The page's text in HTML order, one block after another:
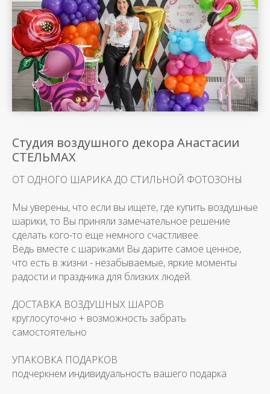
Студия воздушного декора Анастасии
СТЕЛЬМАХ
ОТ ОДНОГО ШАРИКА ДО СТИЛЬНОЙ ФОТОЗОНЫ
Мы уверены, что если вы ищете, где купить воздушные
шарики, то Вы приняли замечательное решение
сделать кого-то еще немного счастливее.
Ведь вместе с шариками Вы дарите самое ценное,
что есть в жизни - незабываемые, яркие моменты
радости и праздника для близких людей.
ДОСТАВКА ВОЗДУШНЫХ ШАРОВ
круглосуточно + возможность забрать
самостоятельно
УПАКОВКА ПОДАРКОВ
подчеркнем индивидуальность вашего подарка